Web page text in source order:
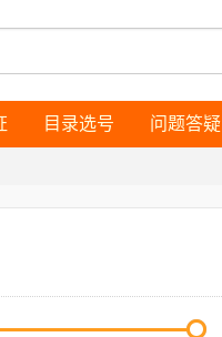
目录选号
目录选号
问题答疑
问题答疑